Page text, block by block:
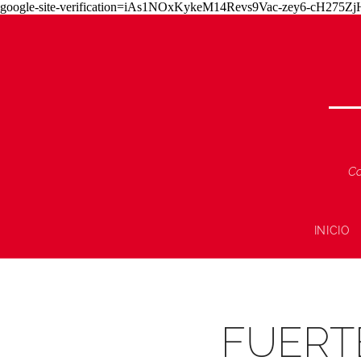
google-site-verification=iAs1NOxKykeM14Revs9Vac-zey6-
INICIO